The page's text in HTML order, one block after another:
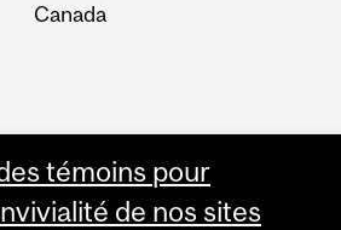
Canada
témoins pour
de nos sites